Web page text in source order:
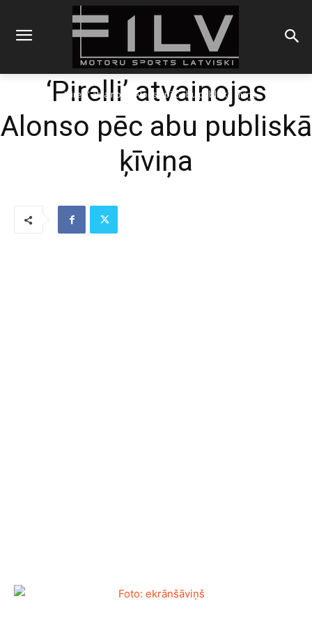
'Pirelli' atvainojas Alonso pēc abu publiskā ķīviņa
‘Pirelli’ atvainojas
Alonso pēc abu publiskā
ķīviņa